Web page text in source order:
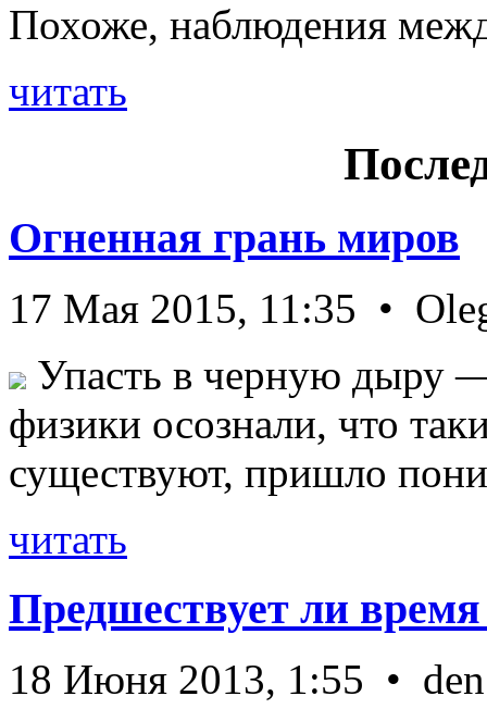
Похоже, наблюдения
читать
Огненная грань миров
17 Мая 2015, 11:35 •
Упасть в черную дыру
физики осознали, что
существуют, пришло
читать
Предшествует ли
18 Июня 2013, 1:55 • den